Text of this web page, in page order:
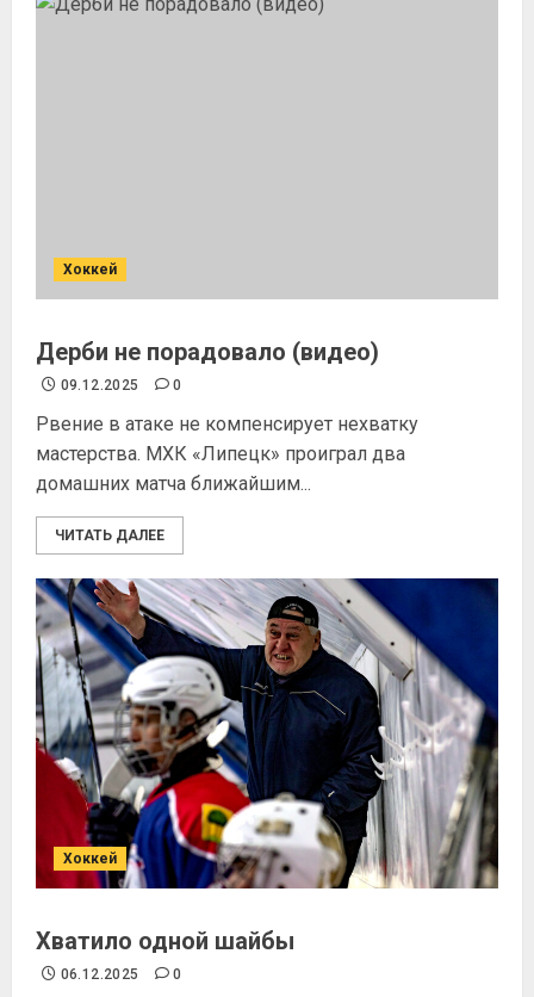
Хоккей
Дерби не порадовало (видео)
09.12.2025 0
Рвение в атаке не компенсирует нехватку
мастерства. МХК «Липецк» проиграл два
домашних матча ближайшим...
ЧИТАТЬ ДАЛЕЕ
Хоккей
Хватило одной шайбы
06.12.2025 0